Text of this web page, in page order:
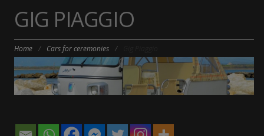
GIG PIAGGIO
Home / Cars for ceremonies /